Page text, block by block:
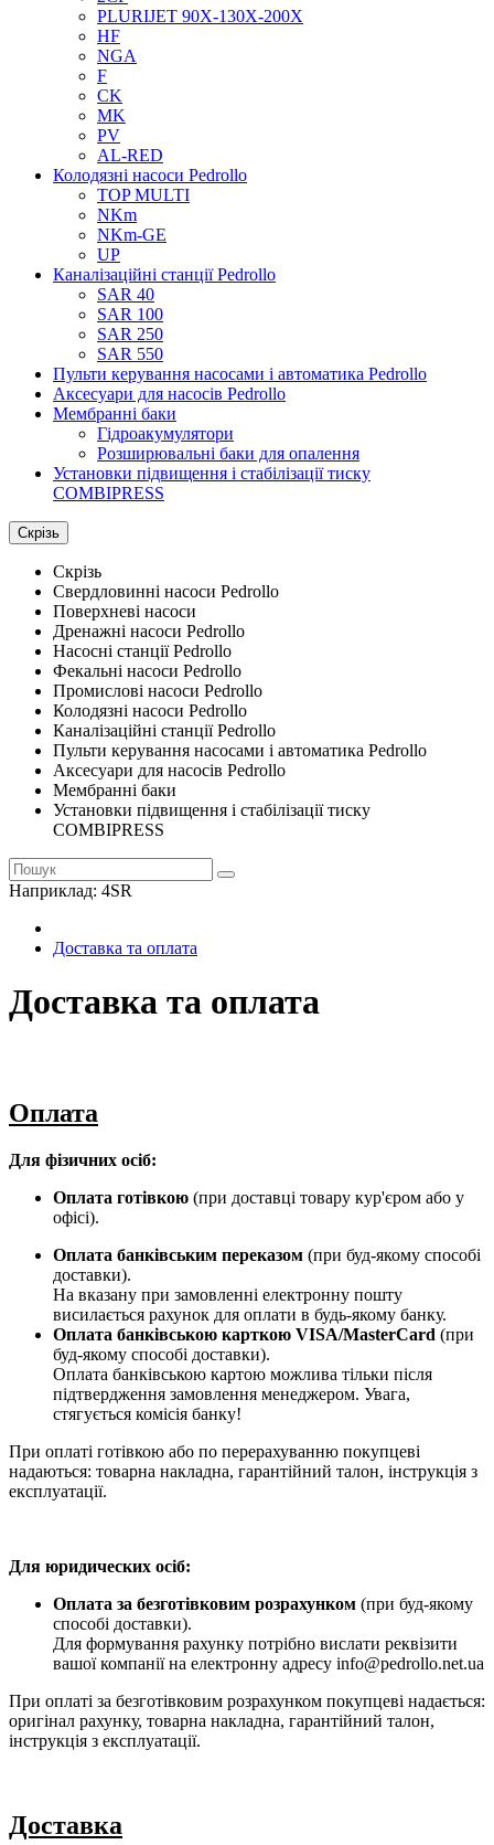
PLURIJET 90X-130X-200X
HF
NGA
F
CK
MK
PV
AL-RED
Колодязні насоси Pedrollo
TOP MULTI
NKm
NKm-GE
UP
Каналізаційні станції Pedrollo
SAR 40
SAR 100
SAR 250
SAR 550
Пульти керування насосами і автоматика Pedrollo
Аксесуари для насосів Pedrollo
Мембранні баки
Гідроакумулятори
Розширювальні баки для опалення
Установки підвищення і стабілізації тиску
COMBIPRESS
Скрізь
Скрізь
Свердловинні насоси Pedrollo
Поверхневі насоси
Дренажні насоси Pedrollo
Насосні станції Pedrollo
Фекальні насоси Pedrollo
Промислові насоси Pedrollo
Колодязні насоси Pedrollo
Каналізаційні станції Pedrollo
Пульти керування насосами і автоматика Pedrollo
Аксесуари для насосів Pedrollo
Мембранні баки
Установки підвищення і стабілізації тиску
COMBIPRESS
Наприклад: 4SR
Доставка та оплата
Доставка та оплата
Оплата
Для фізичних осіб:
Оплата готівкою (при доставці товару кур'єром або у
офісі).
Оплата банківським переказом (при буд-якому способі
доставки).
На вказану при замовленні електронну пошту
висилається рахунок для оплати в будь-якому банку.
Оплата банківською карткою VISA/MasterCard (при
буд-якому способі доставки).
Оплата банківською картою можлива тільки після
підтвердження замовлення менеджером. Увага,
стягується комісія банку!
При оплаті готівкою або по перерахуванню покупцеві
надаються: товарна накладна, гарантійний талон, інструкція з
експлуатації.
Для юридических осіб:
Оплата за безготівковим розрахунком (при буд-якому
способі доставки).
Для формування рахунку потрібно вислати реквізити
вашої компанії на електронну адресу info@pedrollo.net.ua
При оплаті за безготівковим розрахунком покупцеві надається:
оригінал рахунку, товарна накладна, гарантійний талон,
інструкція з експлуатації.
Доставка